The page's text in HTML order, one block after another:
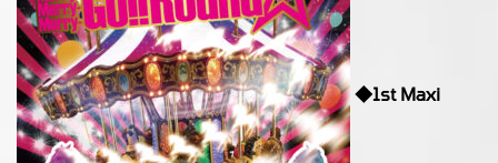
◆1st Maxi